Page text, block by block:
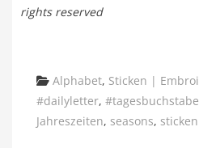
rights reserved
Categories
Alphabet, Sticken |
#dailyletter, #tagesbuchstabe
Jahreszeiten, seasons, sticken